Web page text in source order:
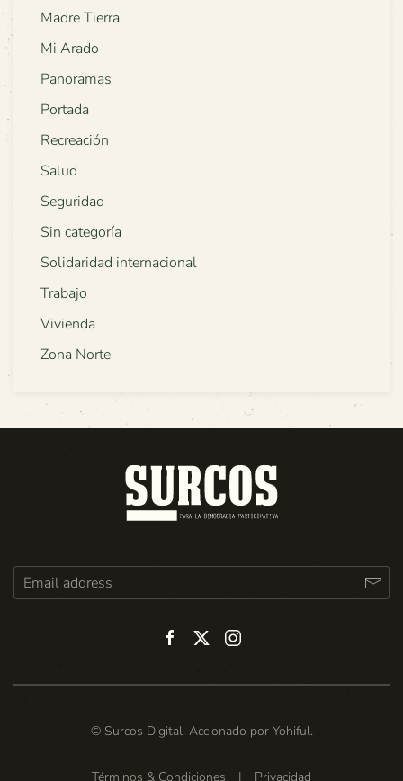
Madre Tierra
Mi Arado
Panoramas
Portada
Recreación
Salud
Seguridad
Sin categoría
Solidaridad internacional
Trabajo
Vivienda
Zona Norte
© Surcos Digital. Accionado por Yohiful.
Términos & Condiciones | Privacidad